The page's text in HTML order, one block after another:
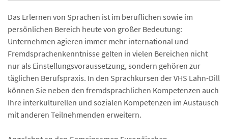
Das Erlernen von Sprachen ist im beruflichen sowie im
persönlichen Bereich heute von großer Bedeutung:
Unternehmen agieren immer mehr international und
Fremdsprachenkenntnisse gelten in vielen Bereichen nicht
nur als Einstellungsvoraussetzung, sondern gehören zur
täglichen Berufspraxis. In den Sprachkursen der VHS Lahn-Dill
können Sie neben den fremdsprachlichen Kompetenzen auch
Ihre interkulturellen und sozialen Kompetenzen im Austausch
mit anderen Teilnehmenden erweitern.